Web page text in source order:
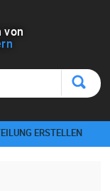
von
ERSTELLEN